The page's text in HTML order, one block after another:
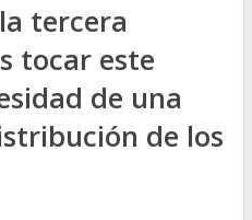
tercera
tocar este
de una
de los